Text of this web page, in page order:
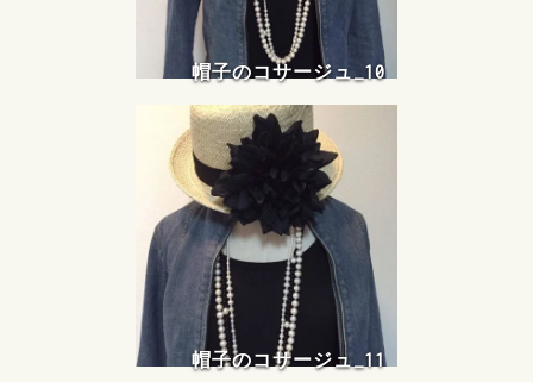
帽子のコサージュ_10
帽子のコサージュ_11